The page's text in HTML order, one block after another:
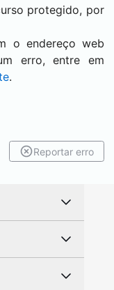
protegido, por
o endereço web
erro, entre em
.
Reportar erro